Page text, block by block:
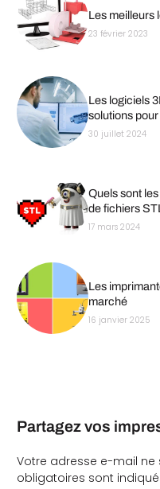
Les meilleurs
23 février 2023
Les logiciels
solutions
30 juillet 2024
Quels sont
de fichiers
17 mars 2024
Les
marché
16 janvier 2025
Partagez vos
Votre adresse e-mail ne
obligatoires sont